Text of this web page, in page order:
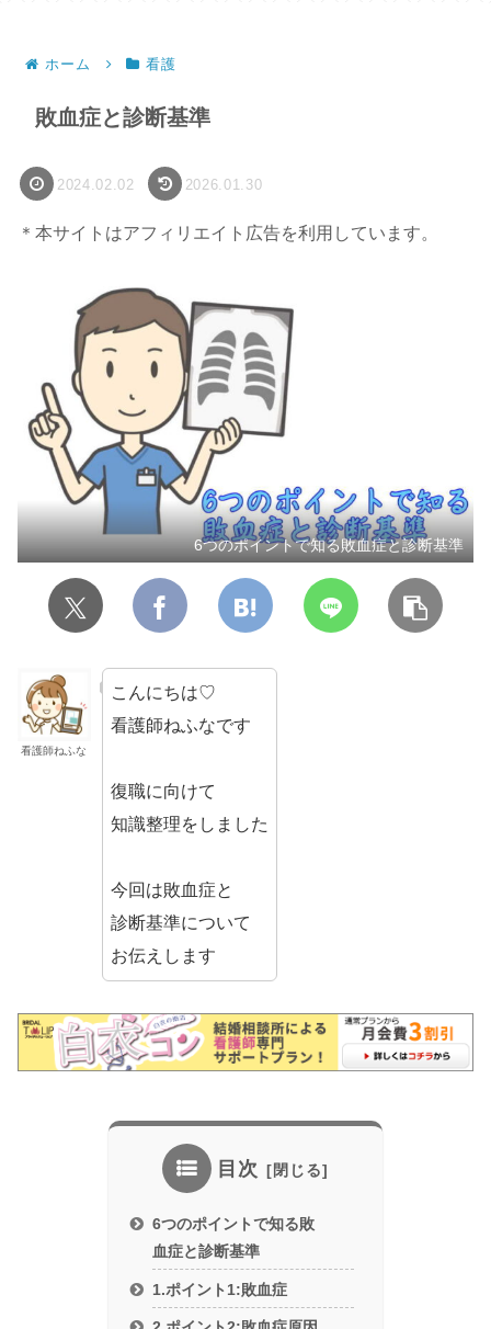
ホーム 看護
敗血症と診断基準
2024.02.02 2026.01.30
＊本サイトはアフィリエイト広告を利用しています。
6つのポイントで知る敗血症と診断基準
看護師ねふな
こんにちは♡
看護師ねふなです
復職に向けて
知識整理をしました
今回は敗血症と
診断基準について
お伝えします
目次
6つのポイントで知る敗
血症と診断基準
1.ポイント1:敗血症